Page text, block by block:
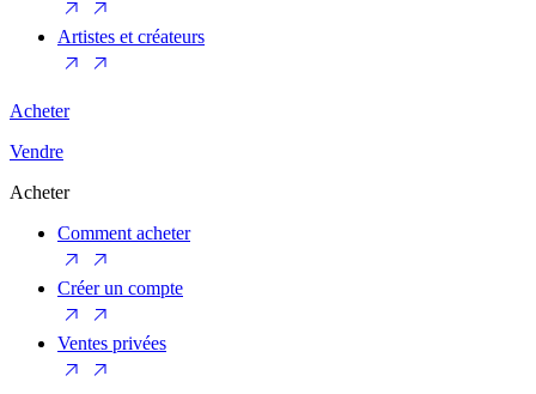
Artistes et créateurs
Acheter
Vendre
Acheter
Comment acheter
Créer un compte
Ventes privées